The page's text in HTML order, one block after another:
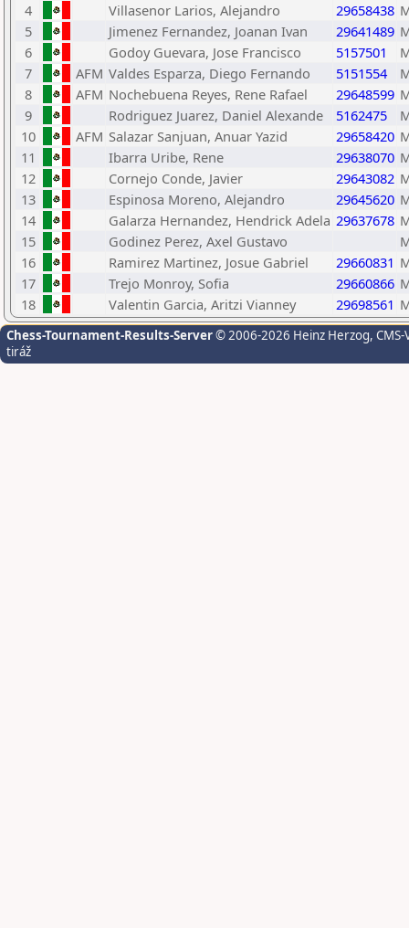
4
Villasenor Larios, Alejandro 29658438
5
Jimenez Fernandez, Joanan Ivan 29641489
6
Godoy Guevara, Jose Francisco 5157501
7
AFM Valdes Esparza, Diego Fernando 5151554
8
AFM Nochebuena Reyes, Rene Rafael 29648599
9
Rodriguez Juarez, Daniel Alexande 5162475
10
AFM Salazar Sanjuan, Anuar Yazid 29658420
11
Ibarra Uribe, Rene 29638070
12
Cornejo Conde, Javier 29643082
13
Espinosa Moreno, Alejandro 29645620
14
Galarza Hernandez, Hendrick Adela 29637678
15
Godinez Perez, Axel Gustavo
16
Ramirez Martinez, Josue Gabriel 29660831
17
Trejo Monroy, Sofia 29660866
18
Valentin Garcia, Aritzi Vianney 29698561
Chess-Tournament-Results-Server© 2006-2026 Heinz Herzog,
tiráž